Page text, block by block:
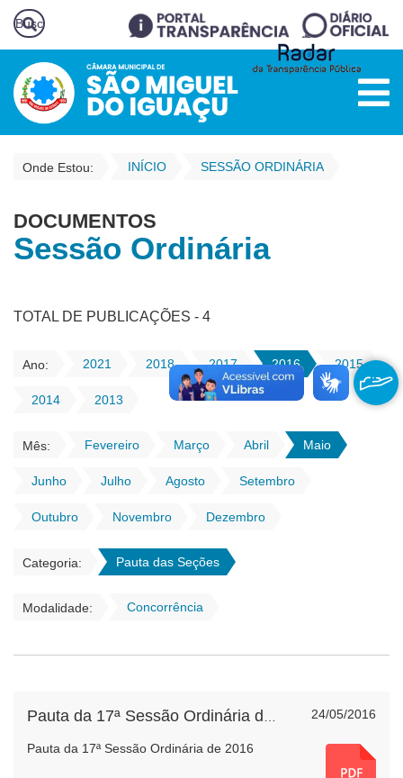
Onde Estou: INÍCIO SESSÃO ORDINÁRIA
DOCUMENTOS
Sessão Ordinária
TOTAL DE PUBLICAÇÕES - 4
Ano: 2021 2018 2017 2016 2015
2014 2013
Mês: Fevereiro Março Abril Maio
Junho Julho Agosto Setembro
Outubro Novembro Dezembro
Categoria: Pauta das Seções
Modalidade: Concorrência
24/05/2016
Pauta da 17ª Sessão Ordinária de 2016